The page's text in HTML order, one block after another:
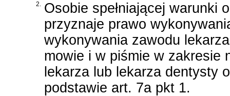
2. Osobie spełniającej warunki
przyznaje prawo
wykonywania zawodu
mowie i w piśmie w zakresie
lekarza lub lekarza dentysty
podstawie art. 7a pkt 1.